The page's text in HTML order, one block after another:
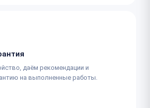
даём рекомендации и
на выполненные работы.